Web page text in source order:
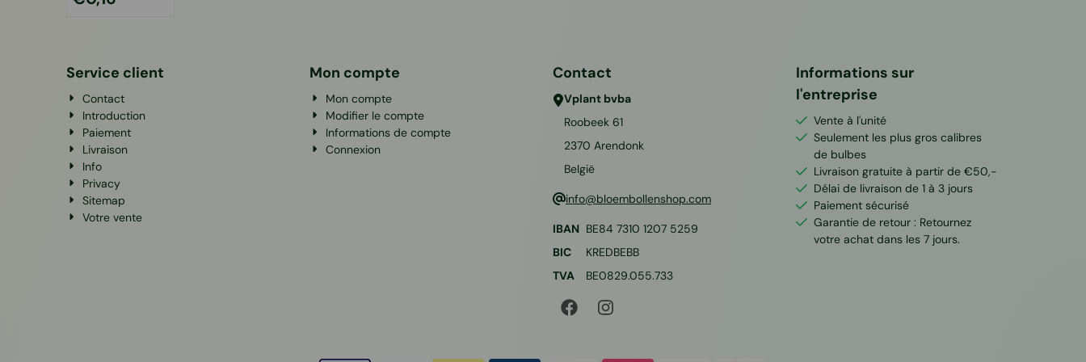
Service client
Contact
Introduction
Paiement
Livraison
Info
Privacy
Sitemap
Votre vente
Mon compte
Mon compte
Modifier le compte
Informations de compte
Connexion
Contact
Vplant bvba
Roobeek 61
2370 Arendonk
België
info@bloembollenshop.com
IBAN BE84 7310 1207 5259
BIC
KREDBEBB
TVA
BE0829.055.733
Informations sur
l'entreprise
Vente à l'unité
Seulement les plus gros calibres
de bulbes
Livraison gratuite à partir de €50,-
Délai de livraison de 1 à 3 jours
Paiement sécurisé
Garantie de retour : Retournez
votre achat dans les 7 jours.